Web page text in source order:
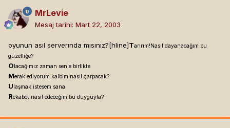
MrLevie
Mesaj tarihi: Mart 22, 2003
oyunun asıl serverında mısınız?[hline]Tanrım!Nasıl dayanacağım bu
güzelliğe?
O lacağımız zaman senle birlikte
Merak ediyorum kalbim nasıl çarpacak?
U laşmak istesem sana
Rekabet nasıl edeceğim bu duyguyla?